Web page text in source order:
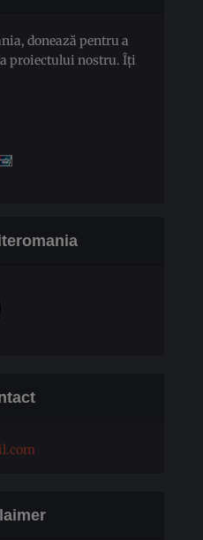
donează pentru a
proiectului nostru. Îți